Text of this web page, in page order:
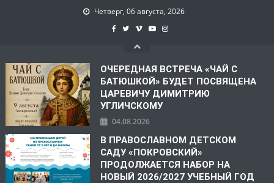
Четверг, 06 августа, 2026
ОЧЕРЕДНАЯ ВСТРЕЧА «ЧАЙ С
БАТЮШКОЙ» БУДЕТ ПОСВЯЩЕНА
ЦАРЕВИЧУ ДИМИТРИЮ
УГЛИЧСКОМУ
04.08.2026
В ПРАВОСЛАВНОМ ДЕТСКОМ
САДУ «ПОКРОВСКИЙ»
ПРОДОЛЖАЕТСЯ НАБОР НА
НОВЫЙ 2026/2027 УЧЕБНЫЙ ГОД